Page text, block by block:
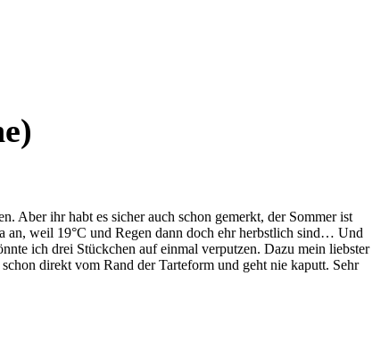
Aber ihr habt es sicher auch schon gemerkt, der Sommer ist
an, weil 19°C und Regen dann doch ehr herbstlich sind… Und
ich drei Stückchen auf einmal verputzen. Dazu mein liebster
direkt vom Rand der Tarteform und geht nie kaputt. Sehr